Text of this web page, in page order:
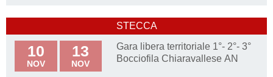
STECCA
10
NOV
13
NOV
Gara libera territoriale 1°- 2°- 3°
Bocciofila Chiaravallese AN